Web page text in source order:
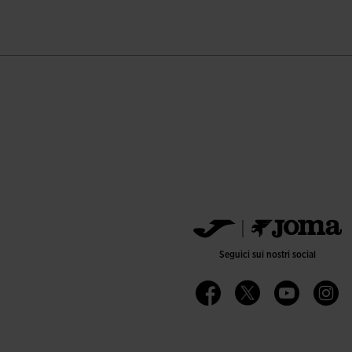
Seguici sui nostri social